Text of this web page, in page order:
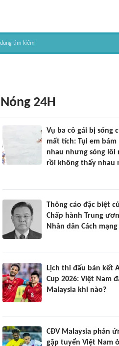
Nóng 24H
Vụ ba cô gái bị sóng
mất tích: Tụi em bám
nhau nhưng sóng lôi
rồi không thấy nhau
Thông cáo đặc biệt
Chấp hành Trung
Nhân dân Cách mạng
Lịch thi đấu bán kết
Cup 2026: Việt Nam
Malaysia khi nào?
CĐV Malaysia phản
gặp tuyển Việt Nam